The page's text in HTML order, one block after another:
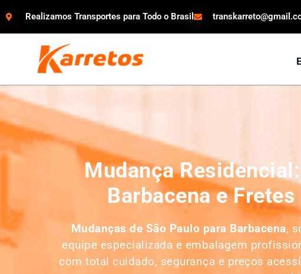
Realizamos Transportes para Todo o Brasil
Mudança
Barbacena e
Mudanças de São Paulo para Barbacena,
equipe especializada e embalagem
com total cuidado, segurança e preços